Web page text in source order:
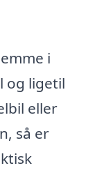
i
og ligetil
eller
så er